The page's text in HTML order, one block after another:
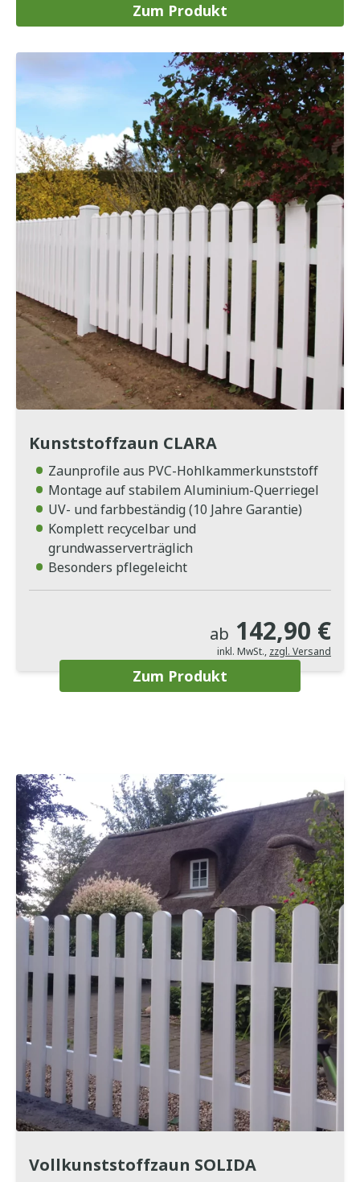
Zum Produkt
Kunststoffzaun CLARA
Zaunprofile aus PVC-Hohlkammerkunststoff
Montage auf stabilem Aluminium-Querriegel
UV- und farbbeständig (10 Jahre Garantie)
Komplett recycelbar und
grundwasserverträglich
Besonders pflegeleicht
ab 142,90 €
inkl. MwSt., zzgl. Versand
Zum Produkt
Vollkunststoffzaun SOLIDA